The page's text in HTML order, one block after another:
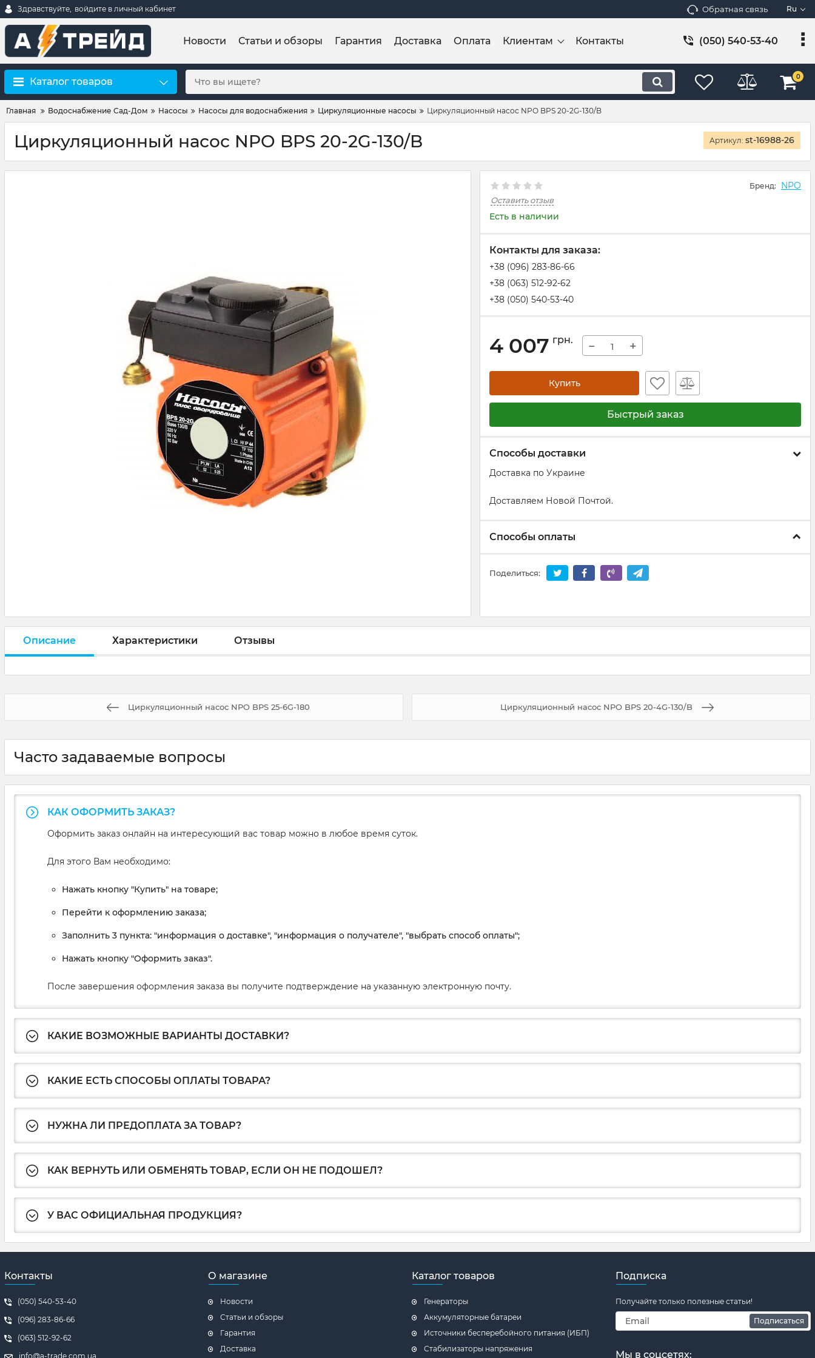
Здравствуйте, войдите в личный кабинет Обратная связь Ru
Новости Статьи и обзоры Гарантия Доставка Оплата Клиентам Контакты (050) 540-53-40
Каталог товаров 0
Главная Водоснабжение Сад-Дом Насосы Насосы для водоснабжения Циркуляционные насосы Циркуляционный насос NPO BPS 20-2G-130/B
Циркуляционный насос NPO BPS 20-2G-130/B Артикул: st-16988-26
Бренд: NPO
Оставить отзыв
Есть в наличии
Контакты для заказа:
+38 (096) 283-86-66
+38 (063) 512-92-62
+38 (050) 540-53-40
4 007 грн. − +
Купить
Быстрый заказ
Способы доставки
Доставка по Украине
Доставляем Новой Почтой.
Способы оплаты
Поделиться:
Описание Характеристики Отзывы
Циркуляционный насос NPO BPS 25-6G-180 Циркуляционный насос NPO BPS 20-4G-130/B
Часто задаваемые вопросы
КАК ОФОРМИТЬ ЗАКАЗ?
Оформить заказ онлайн на интересующий вас товар можно в любое время суток.
Для этого Вам необходимо:
Нажать кнопку "Купить" на товаре;
Перейти к оформлению заказа;
Заполнить 3 пункта: "информация о доставке", "информация о получателе", "выбрать способ оплаты";
Нажать кнопку "Оформить заказ".
После завершения оформления заказа вы получите подтверждение на указанную электронную почту.
КАКИЕ ВОЗМОЖНЫЕ ВАРИАНТЫ ДОСТАВКИ?
КАКИЕ ЕСТЬ СПОСОБЫ ОПЛАТЫ ТОВАРА?
НУЖНА ЛИ ПРЕДОПЛАТА ЗА ТОВАР?
КАК ВЕРНУТЬ ИЛИ ОБМЕНЯТЬ ТОВАР, ЕСЛИ ОН НЕ ПОДОШЕЛ?
У ВАС ОФИЦИАЛЬНАЯ ПРОДУКЦИЯ?
Контакты
(050) 540-53-40
(096) 283-86-66
(063) 512-92-62
info@a-trade.com.ua
О магазине
Новости
Статьи и обзоры
Гарантия
Доставка
Каталог товаров
Генераторы
Аккумуляторные батареи
Источники бесперебойного питания (ИБП)
Стабилизаторы напряжения
Подписка
Получайте только полезные статьи!
Подписаться
Мы в соцсетях: